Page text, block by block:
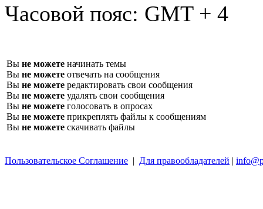
Часовой пояс: GMT + 4
Вы не можете начинать темы
Вы не можете отвечать на сообщения
Вы не можете редактировать свои сообщения
Вы не можете удалять свои сообщения
Вы не можете голосовать в опросах
Вы не можете прикреплять файлы к сообщениям
Вы не можете скачивать файлы
Пользовательское Соглашение | Для правообладателей |